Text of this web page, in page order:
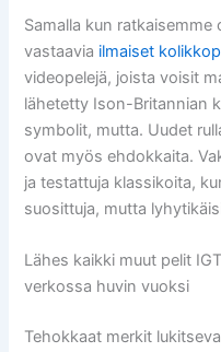
Samalla kun
vastaavia ilmaiset
videopelejä, joista voisit
lähetetty Ison-Britannian
symbolit, mutta. Uudet
ovat myös ehdokkaita.
ja testattuja klassikoita,
suosittuja, mutta
Lähes kaikki muut pelit
verkossa huvin vuoksi
Tehokkaat merkit